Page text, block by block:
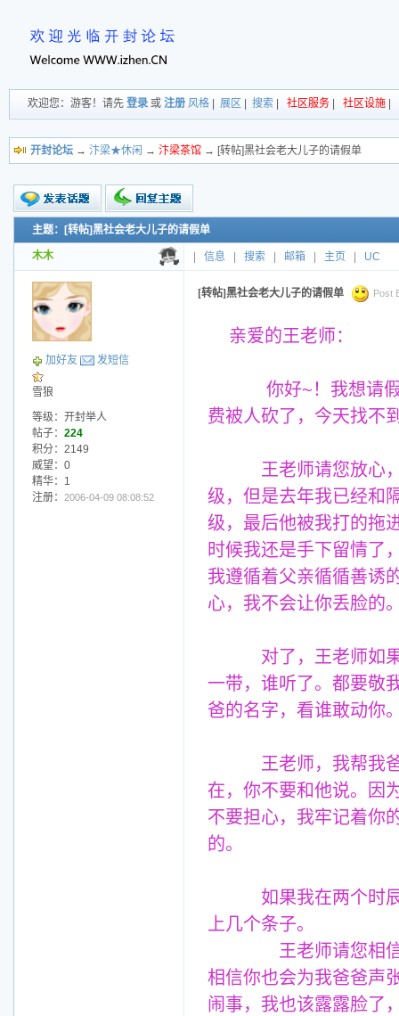
欢迎您：游客！请先 登录 或 注册 风格 展区 搜索 社区服务 社区设施
开封论坛 → 汴梁★休闲 → 汴梁茶馆 → [转帖]黑社会老大儿子的请假单
新的主题
投票帖
交易帖
小字报
主题：[转帖]黑社会老大儿子的请假单
木木 信息 搜索 邮箱 主页 UC
加好友 发短信
雪狼
等级：开封举人
帖子： 224
积分：2149
威望：0
精华：1
注册： 2006-04-09 08:08:52
[转帖]黑社会老大儿子的请假单 Post
亲爱的王老师：
你好~！我想请假，
费被人砍了，今天找不
王老师请您放心，
级，但是去年我已经和
级，最后他被我打的拖
时候我还是手下留情了
我遵循着父亲循循善诱
心，我不会让你丢脸的
对了，王老师如果
一带，谁听了。都要敬
爸的名字，看谁敢动你
王老师，我帮我爸爸
在，你不要和他说。因
不要担心，我牢记着你
的。
如果我在两个时辰之
上几个条子。
王老师请您相信我
相信你也会为我爸爸声
闹事，我也该露露脸了